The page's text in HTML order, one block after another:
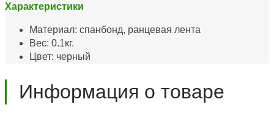
Характеристики
Материал: спанбонд, ранцевая лента
Вес: 0.1кг.
Цвет: черный
Информация о товаре